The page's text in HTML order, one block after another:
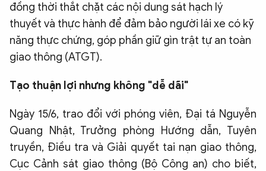
QUỐC TẾ
VĂN HÓA - THỂ THAO
ĐA PHƯƠNG TIỆN
eMagazine
Podcast
đồng thời thắt chặt các nội dung sát hạch lý
thuyết và thực hành để đảm bảo người lái xe có kỹ
năng thực chứng, góp phần giữ gìn trật tự an toàn
giao thông (ATGT).
Tạo thuận lợi nhưng không "dễ dãi"
Ngày 15/6, trao đổi với phóng viên, Đại tá Nguyễn
Quang Nhật, Trưởng phòng Hướng dẫn, Tuyên
truyền, Điều tra và Giải quyết tai nạn giao thông,
Cục Cảnh sát giao thông (Bộ Công an) cho biết,